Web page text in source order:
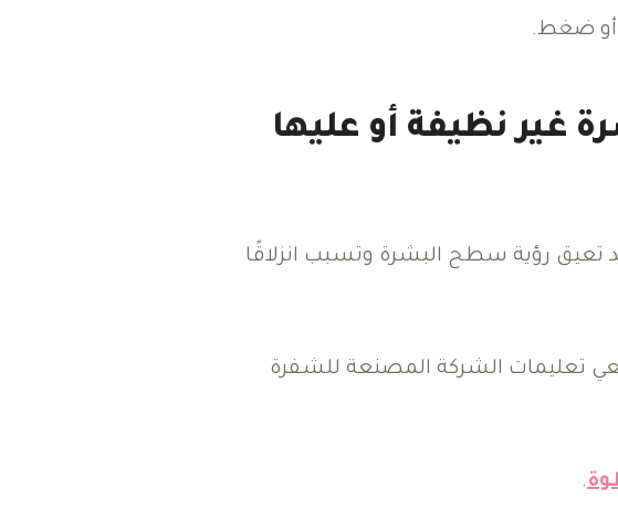
أو ضغط.
غير نظيفة أو عليها
قد تعيق رؤية سطح البشرة وتسبب انزلاقًا
تعليمات الشركة المصنعة للشفرة
.